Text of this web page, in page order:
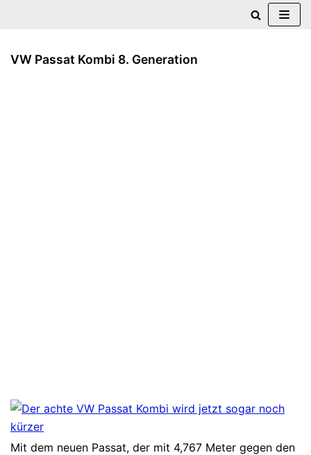
Inhalt
VW Passat Kombi 8. Generation
Mit dem neuen Passat, der mit 4,767 Meter gegen den